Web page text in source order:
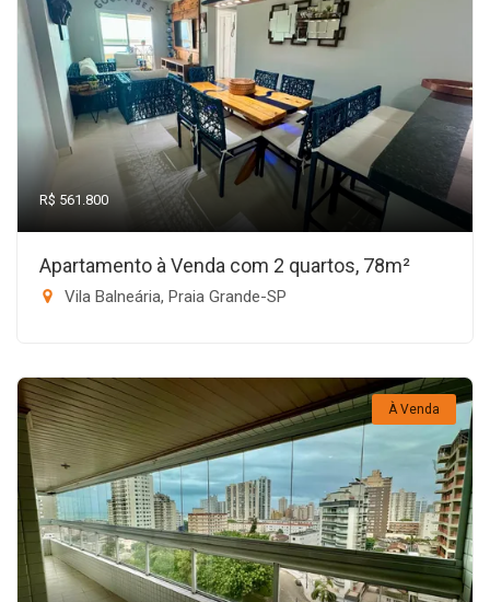
R$ 561.800
Apartamento à Venda com 2 quartos, 78m²
Vila Balneária, Praia Grande-SP
À Venda